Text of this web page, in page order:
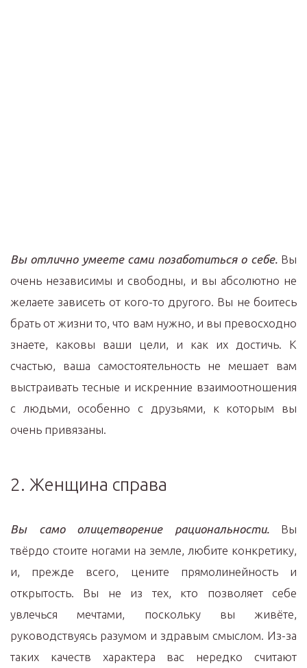
Вы отлично умеете сами позаботиться о себе.Вы
очень независимы и свободны, и вы абсолютно не
желаете зависеть от кого-то другого. Вы не боитесь
брать от жизни то, что вам нужно, и вы превосходно
знаете, каковы ваши цели, и как их достичь. К
счастью, ваша самостоятельность не мешает вам
выстраивать тесные и искренние взаимоотношения
с людьми, особенно с друзьями, к которым вы
очень привязаны.
2. Женщина справа
Вы само олицетворение рациональности.Вы
твёрдо стоите ногами на земле, любите конкретику,
и, прежде всего, цените прямолинейность и
открытость. Вы не из тех, кто позволяет себе
увлечься мечтами, поскольку вы живёте,
руководствуясь разумом и здравым смыслом. Из-за
таких качеств характера вас нередко считают